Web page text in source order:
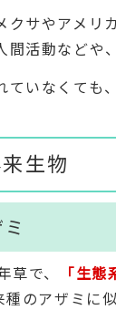
クサやアメリ
活動などや
ていなくても
生物
で、 「生
のアザミに